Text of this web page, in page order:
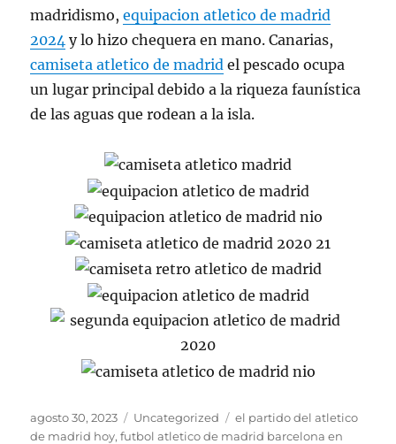
madridismo,equipacion atletico de madrid
2024 y lo hizo chequera en mano. Canarias,
camiseta atletico de madrid el pescado ocupa
un lugar principal debido a la riqueza faunística
de las aguas que rodean a la isla.
Publicado
el
agosto 30, 2023 Categorías
Uncategorized Etiquetas
el partido del atletico
de madrid hoy,futbol atletico de madrid barcelona en